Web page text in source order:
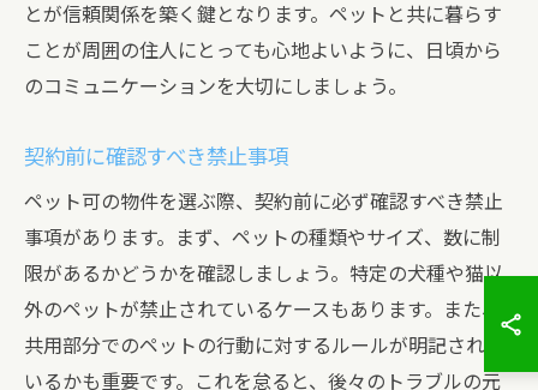
とが信頼関係を築く鍵となります。ペットと共に暮らす
ことが周囲の住人にとっても心地よいように、日頃から
のコミュニケーションを大切にしましょう。
契約前に確認すべき禁止事項
ペット可の物件を選ぶ際、契約前に必ず確認すべき禁止
事項があります。まず、ペットの種類やサイズ、数に制
限があるかどうかを確認しましょう。特定の犬種や猫以
外のペットが禁止されているケースもあります。また、
共用部分でのペットの行動に対するルールが明記されて
いるかも重要です。これを怠ると、後々のトラブルの元